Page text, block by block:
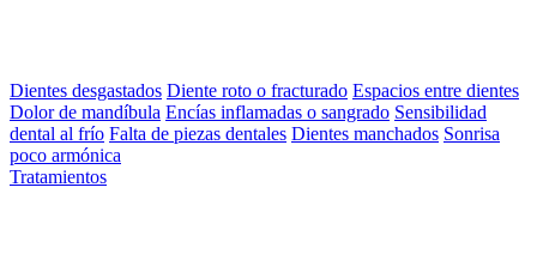
Dientes desgastados Diente roto o fracturado Espacios entre dientes
Dolor de mandíbula Encías inflamadas o sangrado Sensibilidad
dental al frío Falta de piezas dentales Dientes manchados Sonrisa
poco armónica
Tratamientos